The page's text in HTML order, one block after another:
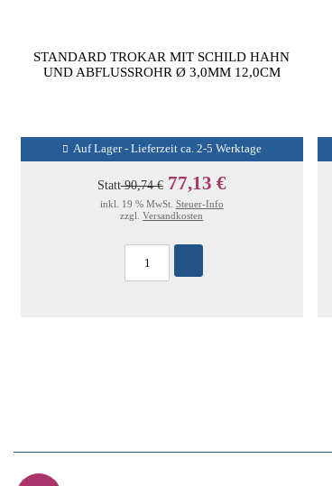
STANDARD TROKAR MIT SCHILD HAHN
UND ABFLUSSROHR Ø 3,0MM 12,0CM
Auf Lager - Lieferzeit ca. 2-5 Werktage
Statt90,74 € 77,13 €
inkl. 19 % MwSt. Steuer-Info
zzgl.Versandkosten